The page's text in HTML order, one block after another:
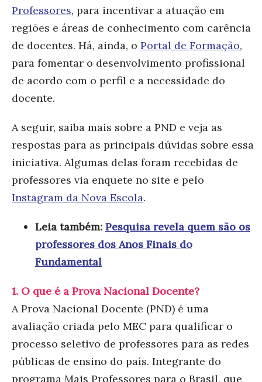
Professores, para incentivar a atuação em
regiões e áreas de conhecimento com carência
de docentes. Há, ainda, o Portal de Formação,
para fomentar o desenvolvimento profissional
de acordo com o perfil e a necessidade do
docente.
A seguir, saiba mais sobre a PND e veja as
respostas para as principais dúvidas sobre essa
iniciativa. Algumas delas foram recebidas de
professores via enquete no site e pelo
Instagram da Nova Escola.
Leia também: Pesquisa revela quem são os
professores dos Anos Finais do
Fundamental
1. O que é a Prova Nacional Docente?
A Prova Nacional Docente (PND) é uma
avaliação criada pelo MEC para qualificar o
processo seletivo de professores para as redes
públicas de ensino do país. Integrante do
programa Mais Professores para o Brasil, que